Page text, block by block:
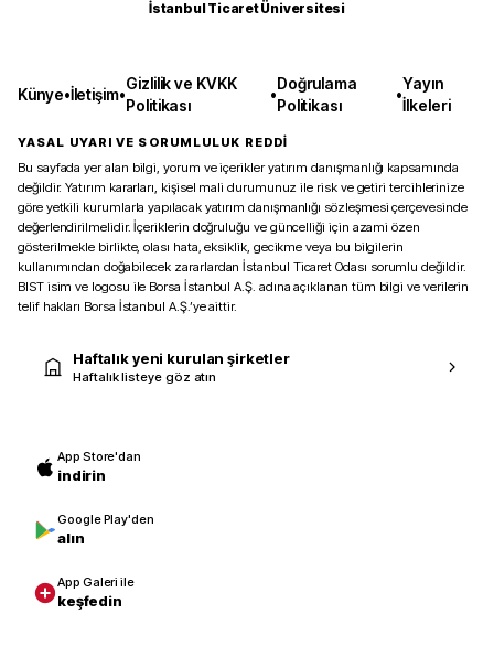
İstanbul Ticaret Üniversitesi
Künye•İletişim•
Gizlilik ve KVKK
Politikası
•
Doğrulama
Politikası
•
Yayın
İlkeleri
YASAL UYARI VE SORUMLULUK REDDİ
Bu sayfada yer alan bilgi, yorum ve içerikler yatırım danışmanlığı kapsamında
değildir. Yatırım kararları, kişisel mali durumunuz ile risk ve getiri tercihlerinize
göre yetkili kurumlarla yapılacak yatırım danışmanlığı sözleşmesi çerçevesinde
değerlendirilmelidir. İçeriklerin doğruluğu ve güncelliği için azami özen
gösterilmekle birlikte, olası hata, eksiklik, gecikme veya bu bilgilerin
kullanımından doğabilecek zararlardan İstanbul Ticaret Odası sorumlu değildir.
BIST isim ve logosu ile Borsa İstanbul A.Ş. adına açıklanan tüm bilgi ve verilerin
telif hakları Borsa İstanbul A.Ş.’ye aittir.
Haftalık yeni kurulan şirketler
Haftalık listeye göz atın
App Store'dan
indirin
Google Play'den
alın
App Galeri ile
keşfedin